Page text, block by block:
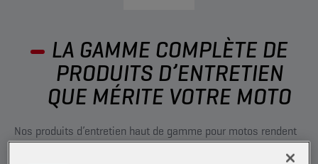
LA GAMME COMPLÈTE DE
PRODUITS D’ENTRETIEN
QUE MÉRITE VOTRE MOTO
Nos produits d’entretien haut de gamme pour motos rendent